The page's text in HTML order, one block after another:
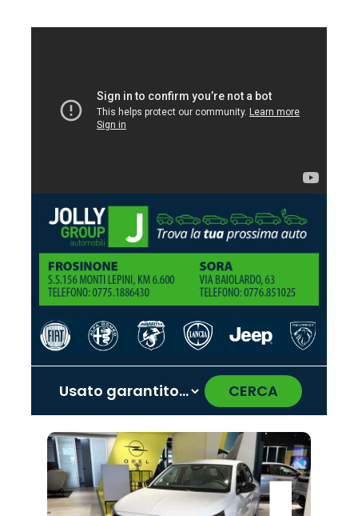
CERCA
Promo
Omoda
Promo
Abarth
Promo
Jeep
Promo
Lancia
Promo
Hyundai
Promo
Jaecoo
Promo
Peugeot
Promo
Alfa
Romeo
Promo
Land
Rover
Promo
Seat
Promo
Opel
Promo
Mazda
Promo
Fiat
Promo
Cupra
Promo
Citroën
‹ ›